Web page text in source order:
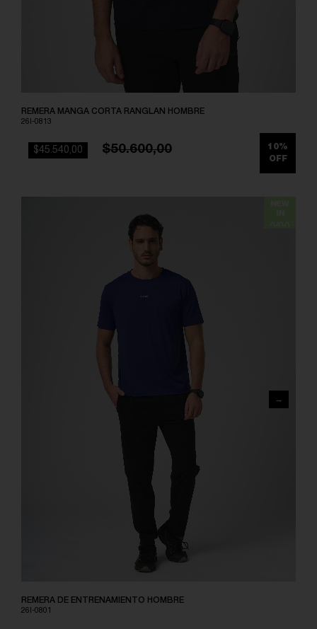
REMERA MANGA CORTA RANGLAN HOMBRE
26I-0813
$45.540,00 $50.600,00
10%
OFF
REMERA DE ENTRENAMIENTO HOMBRE
26I-0801